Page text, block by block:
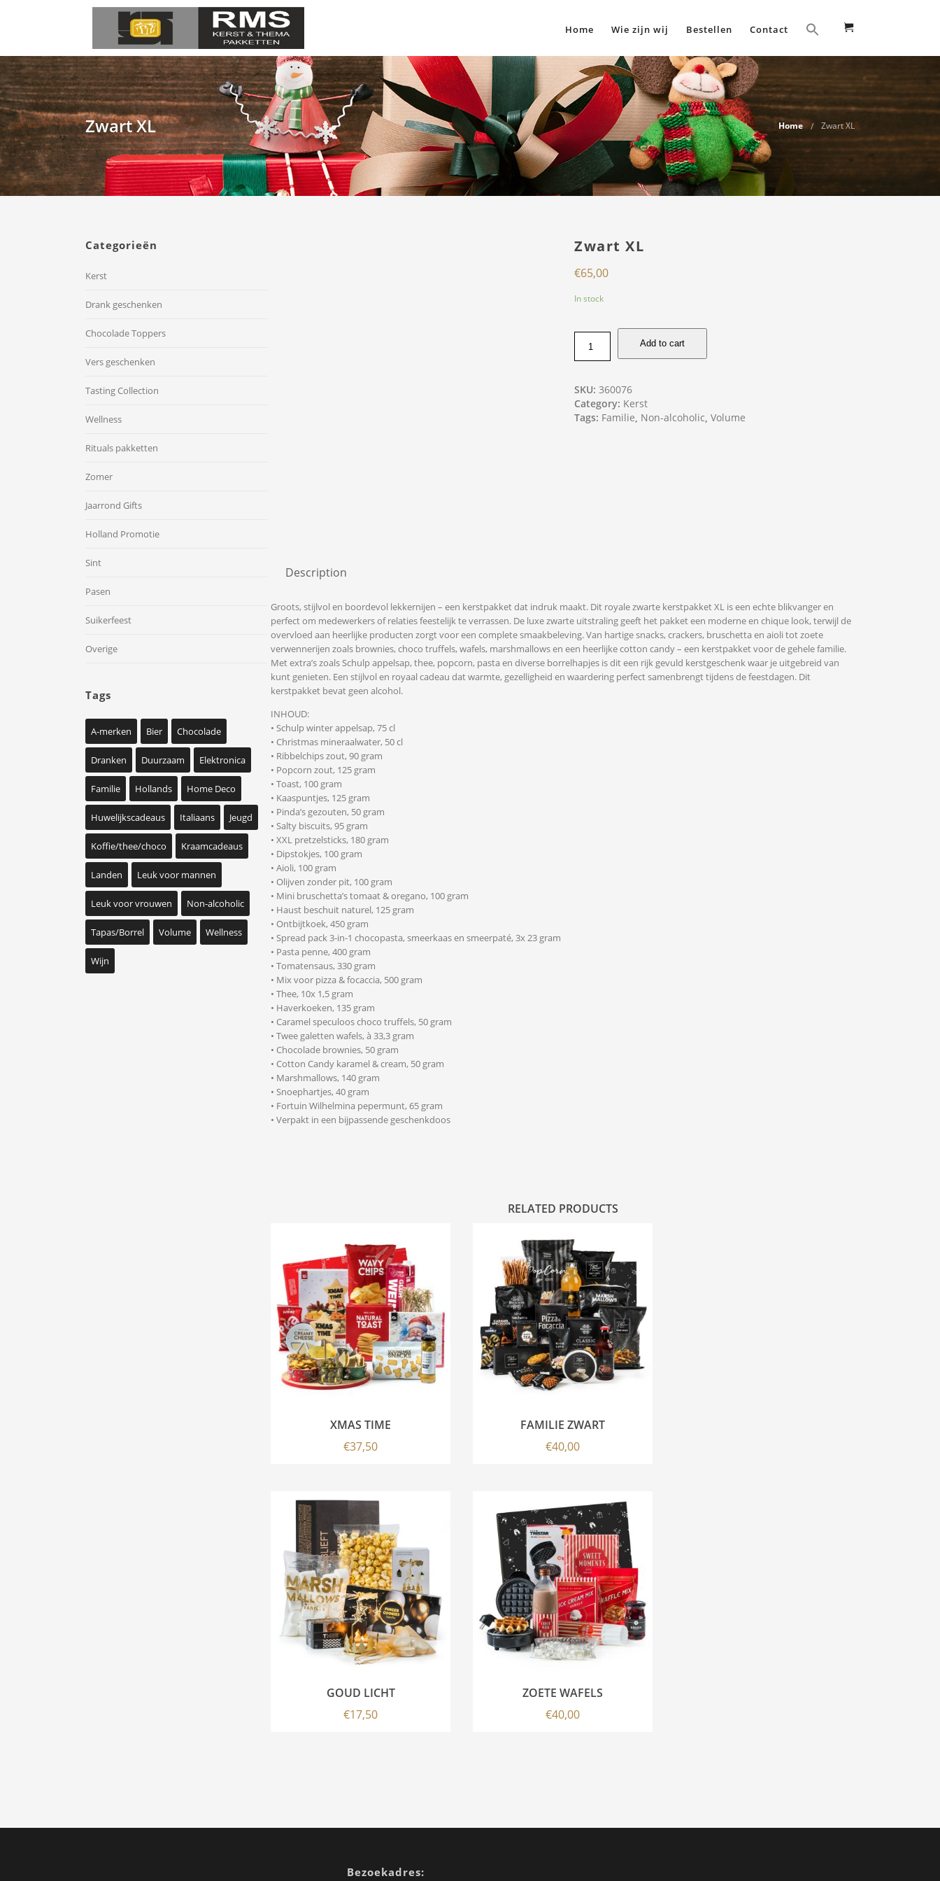
Home Wie zijn wij Bestellen Contact
Zwart XL Home Zwart XL
Categorieën
Kerst
Drank geschenken
Chocolade Toppers
Vers geschenken
Tasting Collection
Wellness
Rituals pakketten
Zomer
Jaarrond Gifts
Holland Promotie
Sint
Pasen
Suikerfeest
Overige
Tags
A-merken Bier Chocolade
Dranken Duurzaam Elektronica
Familie Hollands Home Deco
Huwelijkscadeaus Italiaans Jeugd
Koffie/thee/choco Kraamcadeaus
Landen Leuk voor mannen
Leuk voor vrouwen Non-alcoholic
Tapas/Borrel Volume Wellness
Wijn
Zwart XL
€65,00
In stock
Add to cart
SKU:360076
Category: Kerst
Tags: Familie, Non-alcoholic,Volume
Description
Groots, stijlvol en boordevol lekkernijen – een kerstpakket dat indruk maakt. Dit royale zwarte kerstpakket XL is een echte blikvanger en
perfect om medewerkers of relaties feestelijk te verrassen. De luxe zwarte uitstraling geeft het pakket een moderne en chique look, terwijl de
overvloed aan heerlijke producten zorgt voor een complete smaakbeleving. Van hartige snacks, crackers, bruschetta en aioli tot zoete
verwennerijen zoals brownies, choco truffels, wafels, marshmallows en een heerlijke cotton candy – een kerstpakket voor de gehele familie.
Met extra’s zoals Schulp appelsap, thee, popcorn, pasta en diverse borrelhapjes is dit een rijk gevuld kerstgeschenk waar je uitgebreid van
kunt genieten. Een stijlvol en royaal cadeau dat warmte, gezelligheid en waardering perfect samenbrengt tijdens de feestdagen. Dit
kerstpakket bevat geen alcohol.
INHOUD:
• Schulp winter appelsap, 75 cl
• Christmas mineraalwater, 50 cl
• Ribbelchips zout, 90 gram
• Popcorn zout, 125 gram
• Toast, 100 gram
• Kaaspuntjes, 125 gram
• Pinda’s gezouten, 50 gram
• Salty biscuits, 95 gram
• XXL pretzelsticks, 180 gram
• Dipstokjes, 100 gram
• Aioli, 100 gram
• Olijven zonder pit, 100 gram
• Mini bruschetta’s tomaat & oregano, 100 gram
• Haust beschuit naturel, 125 gram
• Ontbijtkoek, 450 gram
• Spread pack 3-in-1 chocopasta, smeerkaas en smeerpaté, 3x 23 gram
• Pasta penne, 400 gram
• Tomatensaus, 330 gram
• Mix voor pizza & focaccia, 500 gram
• Thee, 10x 1,5 gram
• Haverkoeken, 135 gram
• Caramel speculoos choco truffels, 50 gram
• Twee galetten wafels, à 33,3 gram
• Chocolade brownies, 50 gram
• Cotton Candy karamel & cream, 50 gram
• Marshmallows, 140 gram
• Snoephartjes, 40 gram
• Fortuin Wilhelmina pepermunt, 65 gram
• Verpakt in een bijpassende geschenkdoos
RELATED PRODUCTS
XMAS TIME
€37,50
FAMILIE ZWART
€40,00
GOUD LICHT
€17,50
ZOETE WAFELS
€40,00
Bezoekadres: